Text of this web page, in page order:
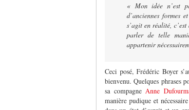
« Mon idée n’est
d’anciennes formes
s’agit en réalité,
parler de telle
appartenir
Ceci posé, Frédéric Boyer
bienvenu. Quelques phrases
sa compagne Anne
manière pudique et